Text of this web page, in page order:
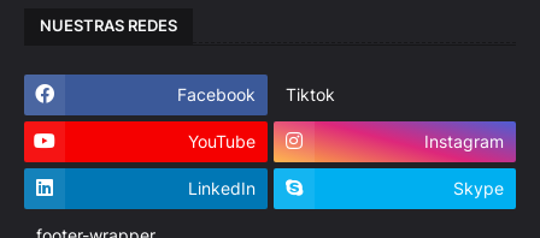
NUESTRAS REDES
Facebook Tiktok
YouTube Instagram
LinkedIn Skype